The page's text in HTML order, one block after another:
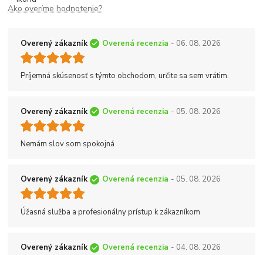
Ako overíme hodnotenie?
Overený zákazník Overená recenzia - 06. 08. 2026
Príjemná skúsenosť s týmto obchodom, určite sa sem vrátim.
Overený zákazník Overená recenzia - 05. 08. 2026
Nemám slov som spokojná
Overený zákazník Overená recenzia - 05. 08. 2026
Úžasná služba a profesionálny prístup k zákazníkom
Overený zákazník Overená recenzia - 04. 08. 2026